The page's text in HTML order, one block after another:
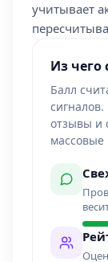
учитывает
Из чего
Балл
отзывы и
массовые